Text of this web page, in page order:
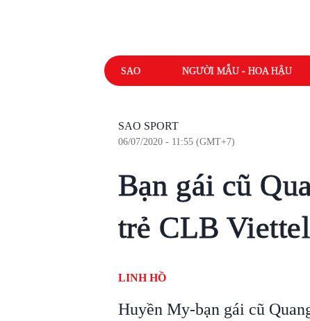
SAO NGƯỜI MẪU - HOA HẬU
SAO SPORT
06/07/2020 - 11:55 (GMT+7)
Bạn gái cũ
trẻ CLB Viettel
LINH HỒ
Huyền My-bạn gái cũ